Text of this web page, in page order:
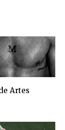
Artes